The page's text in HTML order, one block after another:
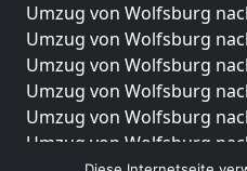
Umzug von Wolfsburg
Umzug von Wolfsburg
Umzug von Wolfsburg
Umzug von Wolfsburg
Umzug von Wolfsburg
Umzug von Wolfsburg